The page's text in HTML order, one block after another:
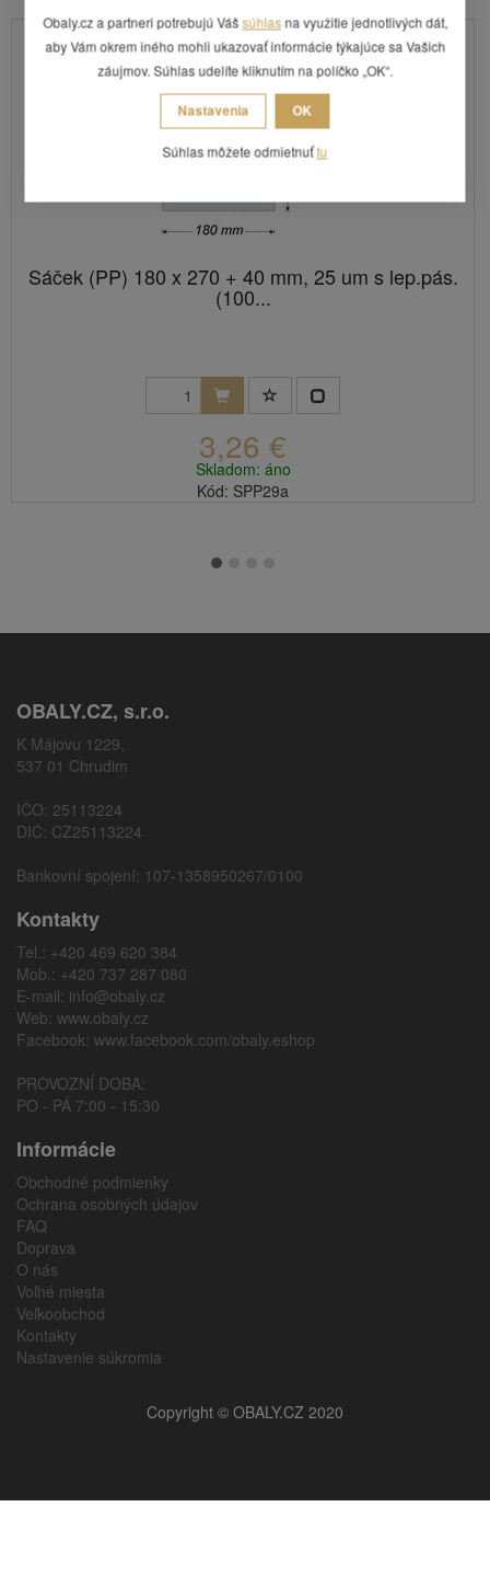
Sáček (PP) 180 x 270 + 40 mm, 25 um s lep.pás.
(100...
3,26 €
Skladom: áno
Kód: SPP29a
OBALY.CZ, s.r.o.
K Májovu 1229,
537 01 Chrudim
IČO: 25113224
DIČ: CZ25113224
Bankovní spojení: 107-1358950267/0100
Kontakty
Tel.: +420 469 620 384
Mob.: +420 737 287 080
E-mail: info@obaly.cz
Web: www.obaly.cz
Facebook: www.facebook.com/obaly.eshop
PROVOZNÍ DOBA:
PO - PÁ 7:00 - 15:30
Informácie
Obchodné podmienky
Ochrana osobných údajov
FAQ
Doprava
O nás
Voľné miesta
Veľkoobchod
Kontakty
Nastavenie súkromia
Copyright © OBALY.CZ 2020
Obaly.cz a partneri potrebujú Vášsúhlas na využitie jednotlivých dát,
aby Vám okrem iného mohli ukazovať informácie týkajúce sa Vašich
záujmov. Súhlas udelíte kliknutím na políčko „OK“.
Nastavenia OK
Súhlas môžete odmietnuťtu